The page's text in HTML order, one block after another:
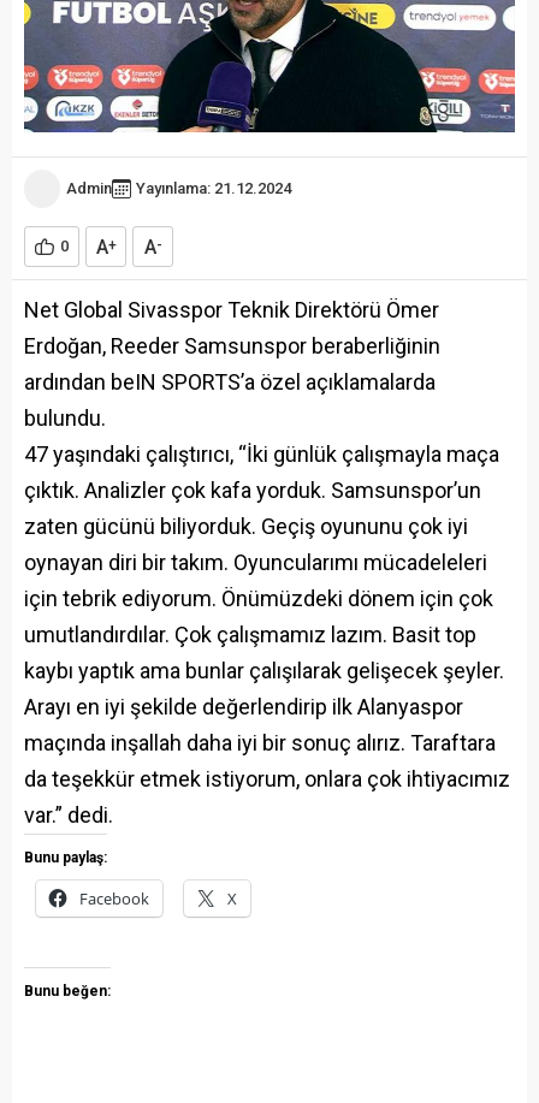
Admin Yayınlama: 21.12.2024
0 A+ A-
Net Global Sivasspor Teknik Direktörü Ömer
Erdoğan, Reeder Samsunspor beraberliğinin
ardından beIN SPORTS’a özel açıklamalarda
bulundu.
47 yaşındaki çalıştırıcı, “İki günlük çalışmayla maça
çıktık. Analizler çok kafa yorduk. Samsunspor’un
zaten gücünü biliyorduk. Geçiş oyununu çok iyi
oynayan diri bir takım. Oyuncularımı mücadeleleri
için tebrik ediyorum. Önümüzdeki dönem için çok
umutlandırdılar. Çok çalışmamız lazım. Basit top
kaybı yaptık ama bunlar çalışılarak gelişecek şeyler.
Arayı en iyi şekilde değerlendirip ilk Alanyaspor
maçında inşallah daha iyi bir sonuç alırız. Taraftara
da teşekkür etmek istiyorum, onlara çok ihtiyacımız
var.” dedi.
Bunu paylaş:
Facebook X
Bunu beğen: